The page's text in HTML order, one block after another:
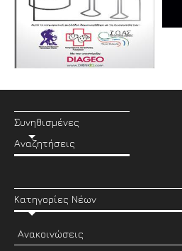
Συνηθισμένες
Αναζητήσεις
Κατηγορίες Νέων
Ανακοινώσεις